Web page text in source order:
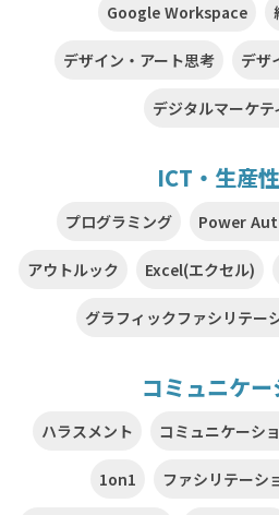
Google Workspace
デザイン・アート思考 デザ
デジタルマーケテ
ICT・生産
プログラミング Power
アウトルック Excel(エクセル)
グラフィックファシリテー
コミュニケ
ハラスメント コミュニケーシ
1on1 ファシリテーシ